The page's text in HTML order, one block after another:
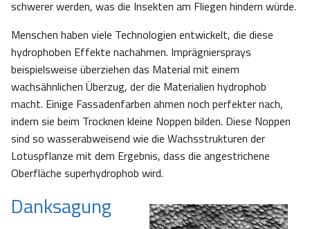
schwerer werden, was die Insekten am Fliegen hindern würde.
Menschen haben viele Technologien entwickelt, die diese
hydrophoben Effekte nachahmen. Imprägniersprays
beispielsweise überziehen das Material mit einem
wachsähnlichen Überzug, der die Materialien hydrophob
macht. Einige Fassadenfarben ahmen noch perfekter nach,
indem sie beim Trocknen kleine Noppen bilden. Diese Noppen
sind so wasserabweisend wie die Wachsstrukturen der
Lotuspflanze mit dem Ergebnis, dass die angestrichene
Oberfläche superhydrophob wird.
Danksagung